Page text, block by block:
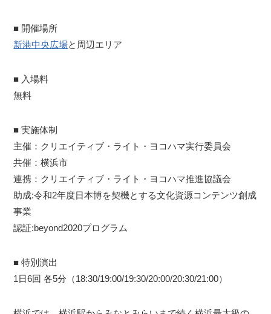
■ 開催場所
新港中央広場と周辺エリア
■ 入場料
無料
■ 実施体制
主催：クリエイティブ・ライト・ヨコハマ実行委員会
共催：横浜市
連携：クリエイティブ・ライト・ヨコハマ推進協議会
助成:令和2年度日本博を契機とする文化資源コンテンツ創成
事業
認証:beyond2020プログラム
■ 特別演出
1日6回 各5分（18:30/19:00/19:30/20:00/20:30/21:00）